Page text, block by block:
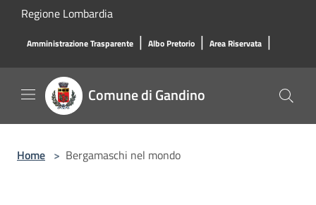
Salta al contenuto principale
Regione Lombardia
Amministrazione Trasparente | Albo Pretorio | Area Riservata |
Comune di Gandino
Home > Bergamaschi nel mondo